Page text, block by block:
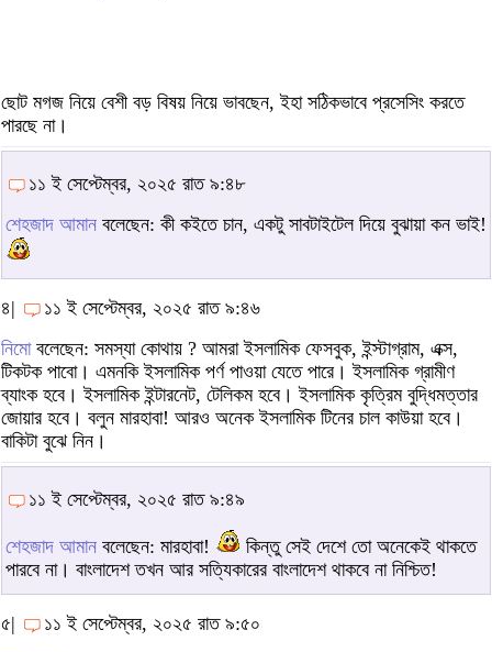
ছোট মগজ নিয়ে বেশী বড় বিষয় নিয়ে ভাবছেন, ইহা সঠিকভাবে প্রসেসিং করতে
পারছে না।
১১ ই সেপ্টেম্বর, ২০২৫ রাত ৯:৪৮
শেহজাদ আমান বলেছেন: কী কইতে চান, একটু সাবটাইটেল দিয়ে বুঝায়া কন ভাই!
৪|
১১ ই সেপ্টেম্বর, ২০২৫ রাত ৯:৪৬
নিমোবলেছেন: সমস্যা কোথায় ? আমরা ইসলামিক ফেসবুক, ইন্স্টাগ্রাম, এক্স,
টিকটক পাবো। এমনকি ইসলামিক পর্ণ পাওয়া যেতে পারে। ইসলামিক গ্রামীণ
ব্যাংক হবে। ইসলামিক ইন্টারনেট, টেলিকম হবে। ইসলামিক কৃত্রিম বুদ্ধিমত্তার
জোয়ার হবে। বলুন মারহাবা! আরও অনেক ইসলামিক টিনের চাল কাউয়া হবে।
বাকিটা বুঝে নিন।
১১ ই সেপ্টেম্বর, ২০২৫ রাত ৯:৪৯
শেহজাদ আমান বলেছেন: মারহাবা!
কিন্তু সেই দেশে তো অনেকেই থাকতে
পারবে না। বাংলাদেশ তখন আর সত্যিকারের বাংলাদেশ থাকবে না নিশ্চিত!
৫|
১১ ই সেপ্টেম্বর, ২০২৫ রাত ৯:৫০